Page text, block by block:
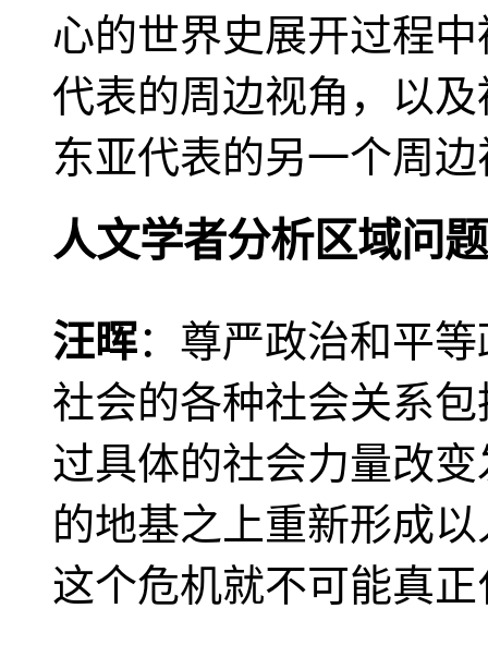
心的世界史展开过程
代表的周边视角，以
东亚代表的另一个周
人文学者分析区域问题
汪晖：尊严政治和平
社会的各种社会关系
过具体的社会力量改
的地基之上重新形成
这个危机就不可能真